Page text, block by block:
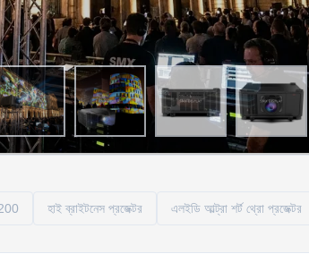
হাই ব্রাইটনেস প্রজেক্টর এলইডি আল্ট্রা শর্ট থ্রো প্রজেক্টর